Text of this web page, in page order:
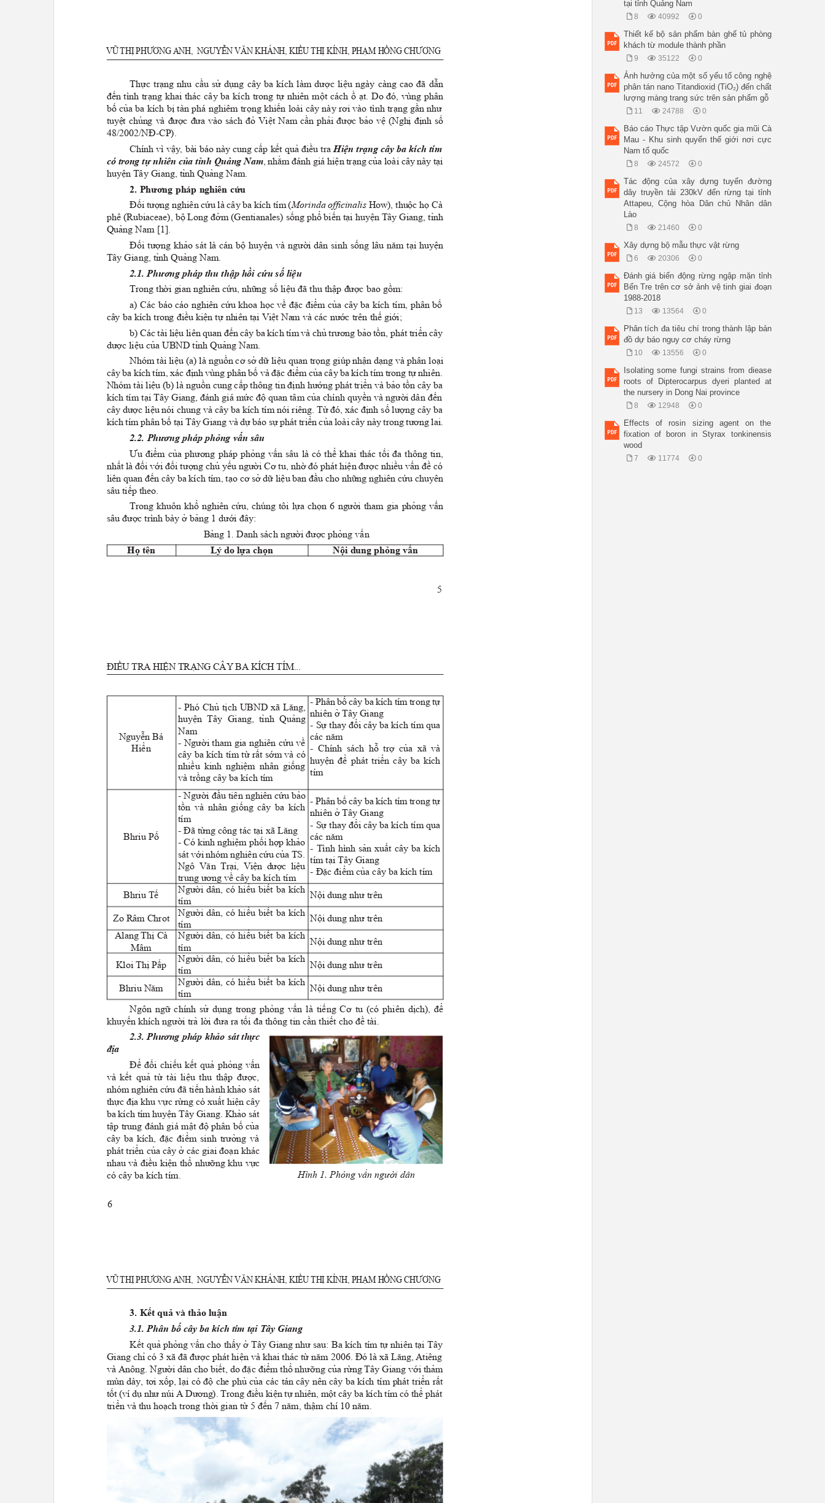
VũTHịPHươNG ANH, NGuYễN VăN KHáNH, KIềuTHịKíNH, PHạM HồNG CHươNG
Thực trạng nhu cầu sử dụng cây ba kích làm dược liệu ngày càng cao đã dẫn
đến tình trạng khai thác cây ba kích trong tự nhiên một cách ồ ạt. Do đó, vùng phân
bố của ba kích bị tàn phá nghiêm trọng khiến loài cây này rơi vào tình trạng gần như
tuyệt chủng và được đưa vào sách đỏ Việt Nam cần phải được bảo vệ (Nghị định số
48/2002/NĐ-CP).
Chính vì vậy, bài báo này cung cấp kết quả điều traHiện trạng cây ba kích tím
có trong tự nhiên của tỉnh Quảng Nam, nhằm đánh giá hiện trạng của loài cây này tại
huyện Tây Giang, tỉnh Quảng Nam.
2. Phương pháp nghiên cứu
Đối tượng nghiên cứu là cây ba kích tím (Morinda ofﬁcinalis How), thuộc họ Cà
phê (Rubiaceae), bộ Long đởm (Gentianales) sống phổ biến tại huyện Tây Giang, tỉnh
Quảng Nam [1].
Đối tượng khảo sát là cán bộ huyện và người dân sinh sống lâu năm tại huyện
Tây Giang, tỉnh Quảng Nam.
2.1. Phương pháp thu thập hồi cứu số liệu
Trong thời gian nghiên cứu, những số liệu đã thu thập được bao gồm:
a) Các báo cáo nghiên cứu khoa học về đặc điểm của cây ba kích tím, phân bố
cây ba kích trong điều kiện tự nhiên tại Việt Nam và các nước trên thế giới;
b) Các tài liệu liên quan đến cây ba kích tím và chủ trương bảo tồn, phát triển cây
dược liệu của uBND tỉnh Quảng Nam.
Nhóm tài liệu (a) là nguồn cơ sở dữ liệu quan trọng giúp nhận dạng và phân loại
cây ba kích tím, xác định vùng phân bố và đặc điểm của cây ba kích tím trong tự nhiên.
Nhóm tài liệu (b) là nguồn cung cấp thông tin định hướng phát triển và bảo tồn cây ba
kích tím tại Tây Giang, đánh giá mức độ quan tâm của chính quyền và người dân đến
cây dược liệu nói chung và cây ba kích tím nói riêng. Từ đó, xác định số lượng cây ba
kích tím phân bố tại Tây Giang và dự báo sự phát triển của loài cây này trong tương lai.
2.2. Phương pháp phỏng vấn sâu
ưu điểm của phương pháp phỏng vấn sâu là có thể khai thác tối đa thông tin,
nhất là đối với đối tượng chủ yếu người Cơ tu, nhờ đó phát hiện được nhiều vấn đề có
liên quan đến cây ba kích tím, tạo cơ sở dữ liệu ban đầu cho những nghiên cứu chuyên
sâu tiếp theo.
Trong khuôn khổ nghiên cứu, chúng tôi lựa chọn 6 người tham gia phỏng vấn
sâu được trình bày ở bảng 1 dưới đây:
Bảng 1. Danh sách người được phỏng vấn
Họ tên
Lý dolựa chọn Nội dung phỏng vấn
5
ĐIềuTRA HIỆN TRạNG CÂY BA KíCHTíM..
- Phân bố cây ba kích tím trong tự
nhiên ở Tây Giang
- Sự thay đổi cây ba kích tím qua
các năm
- Chính sách hỗ trợ của xã và
huyện để phát triển cây ba kích
tím
- Phó Chủ tịch uBND xã Lăng,
huyện Tây Giang, tỉnh Quảng
Nam
Nguyễn Bá
- Người tham gia nghiên cứu về
Hiển
cây ba kích tím từ rất sớm và có
nhiều kinh nghiệm nhân giống
và trồng cây ba kích tím
- Người đầu tiên nghiên cứu bảo
tồn và nhân giống cây ba kích
tím
- Đã từng công tác tại xã Lăng
- Có kinh nghiệm phối hợp khảo
sát với nhóm nghiên cứu của TS.
Ngô Văn Trại, Viện dược liệu
trung ương về cây ba kích tím
- Phân bố cây ba kích tím trong tự
nhiên ở Tây Giang
- Sự thay đổi cây ba kích tím qua
các năm
- Tình hình sản xuất cây ba kích
tím tại Tây Giang
- Đặc điểm của cây ba kích tím
Bhriu Pố
Người dân, có hiểu biết ba kích
tím
Người dân, có hiểu biết ba kích
tím
Bhriu Tế Nội dung như trên
Nội dung như trên
Nội dung như trên
Nội dung như trên
Nội dung như trên
Zo Râm Chrot
Alang Thị Cà Người dân, có hiểu biết ba kích
Mâm
tím
Người dân, có hiểu biết ba kích
tím
Người dân, có hiểu biết ba kích
tím
Kloi Thị Pấp
Bhriu Năm
Ngôn ngữ chính sử dụng trong phỏng vấn là tiếng Cơ tu (có phiên dịch), để
khuyến khích người trả lời đưa ra tối đa thông tin cần thiết cho đề tài.
2.3. Phương pháp khảo sát thực
địa
Để đối chiếu kết quả phỏng vấn
và kết quả từ tài liệu thu thập được,
nhóm nghiên cứu đã tiến hành khảo sát
thực địa khu vực rừng có xuất hiện cây
ba kích tím huyện Tây Giang. Khảo sát
tập trung đánh giá mật độ phân bố của
cây ba kích, đặc điểm sinh trưởng và
phát triển của cây ở các giai đoạn khác
nhau và điều kiện thổ nhưỡng khu vực
Hình 1. Phỏng vấn người dân
có cây ba kích tím.
6
VũTHịPHươNG ANH, NGuYễN VăN KHáNH, KIềuTHịKíNH, PHạM HồNG CHươNG
3. Kết quả và thảoluận
3.1. Phân bố cây ba kích tím tại Tây Giang
Kết quả phỏng vấn cho thấy ở Tây Giang như sau: Ba kích tím tự nhiên tại Tây
Giang chỉ có 3 xã đã được phát hiện và khai thác từ năm 2006. Đó là xã Lăng, Atiêng
và Anông. Người dân cho biết, do đặc điểm thổ nhưỡng của rừng Tây Giang với thảm
mùn dày, tơi xốp, lại có độ che phủ của các tán cây nên cây ba kích tím phát triển rất
tốt (ví dụ như núi A Dương). Trong điều kiện tự nhiên, một cây ba kích tím có thể phát
triển và thu hoạch trong thời gian từ 5 đến 7 năm, thậm chí 10 năm.
tại tỉnh Quảng Nam
8 40992 0
Thiết kế bộ sản phẩm bàn ghế tủ phòng
khách từ module thành phần
9 35122 0
Ảnh hưởng của một số yếu tố công nghệ
phân tán nano Titandioxid (TiO₂) đến chất
lượng màng trang sức trên sản phẩm gỗ
11 24788 0
Báo cáo Thực tập Vườn quốc gia mũi Cà
Mau - Khu sinh quyển thế giới nơi cực
Nam tổ quốc
8 24572 0
Tác động của xây dựng tuyến đường
dây truyền tải 230kV đến rừng tại tỉnh
Attapeu, Cộng hòa Dân chủ Nhân dân
Lào
8 21460 0
Xây dựng bộ mẫu thực vật rừng
6 20306 0
Đánh giá biến động rừng ngập mặn tỉnh
Bến Tre trên cơ sở ảnh vệ tinh giai đoạn
1988-2018
13 13564 0
Phân tích đa tiêu chí trong thành lập bản
đồ dự báo nguy cơ cháy rừng
10 13556 0
Isolating some fungi strains from diease
roots of Dipterocarpus dyeri planted at
the nursery in Dong Nai province
8 12948 0
Effects of rosin sizing agent on the
fixation of boron in Styrax tonkinensis
wood
7 11774 0